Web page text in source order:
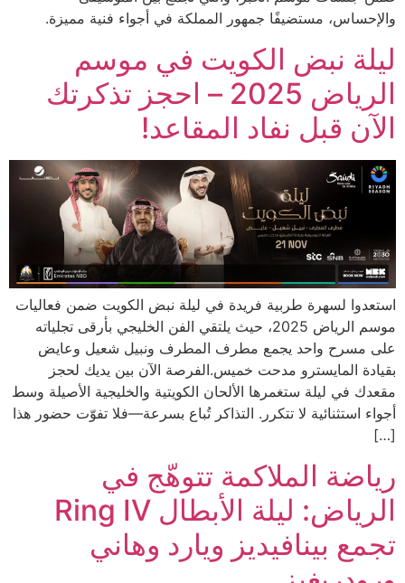
والإحساس، مستضيفًا جمهور المملكة في أجواء فنية مميزة.
ليلة نبض الكويت في موسم
الرياض 2025 – احجز تذكرتك
الآن قبل نفاد المقاعد!
استعدوا لسهرة طربية فريدة في ليلة نبض الكويت ضمن فعاليات
موسم الرياض 2025، حيث يلتقي الفن الخليجي بأرقى تجلياته
على مسرح واحد يجمع مطرف المطرف ونبيل شعيل وعايض
بقيادة المايسترو مدحت خميس.الفرصة الآن بين يديك لحجز
مقعدك في ليلة ستغمرها الألحان الكويتية والخليجية الأصيلة وسط
أجواء استثنائية لا تتكرر. التذاكر تُباع بسرعة—فلا تفوّت حضور هذا
[…]
رياضة الملاكمة تتوهّج في
الرياض: ليلة الأبطال Ring IV
تجمع بينافيديز ويارد وهاني